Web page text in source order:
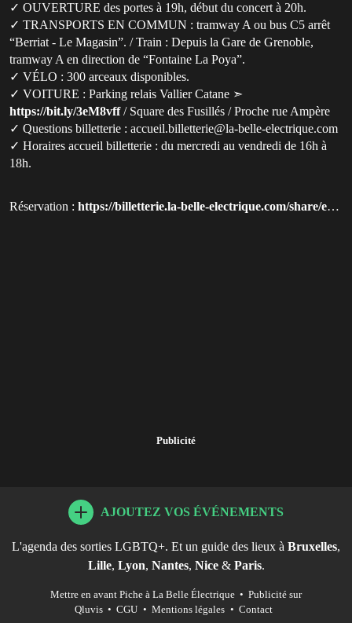
✓ OUVERTURE des portes à 19h, début du concert à 20h.
✓ TRANSPORTS EN COMMUN : tramway A ou bus C5 arrêt
“Berriat - Le Magasin”. / Train : Depuis la Gare de Grenoble,
tramway A en direction de “Fontaine La Poya”.
✓ VÉLO : 300 arceaux disponibles.
✓ VOITURE : Parking relais Vallier Catane ➣
https://bit.ly/3eM8vff/ Square des Fusillés / Proche rue Ampère
✓ Questions billetterie : accueil.billetterie@la-belle-electrique.com
✓ Horaires accueil billetterie : du mercredi au vendredi de 16h à
18h.
Réservation : https://billetterie.la-belle-electrique.com/share/event/755-Piche?utm_source=qluvis.com
Publicité
AJOUTEZ VOS ÉVÉNEMENTS
L'agenda des sorties LGBTQ+. Et un guide des lieux à Bruxelles,
Lille, Lyon, Nantes, Nice& Paris.
Mettre en avant Piche à La Belle Électrique • Publicité sur
Qluvis • CGU • Mentions légales • Contact